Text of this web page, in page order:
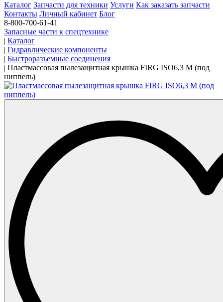
Каталог Запчасти для техники Услуги Как заказать запчасти
Контакты Личный кабинет Блог
8-800-700-61-41
Запасные части к спецтехнике
| Каталог
| Гидравлические компоненты
| Быстроразъемные соединения
| Пластмассовая пылезащитная крышка FIRG ISO6,3 M (под
ниппель)